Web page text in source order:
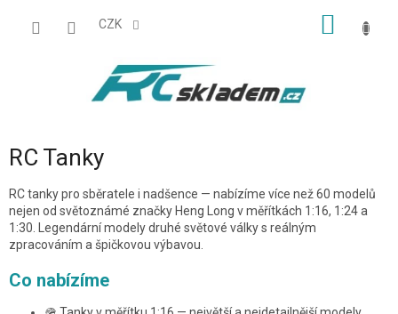
CZK
RC Tanky
RC tanky pro sběratele i nadšence — nabízíme více než 60 modelů
nejen od světoznámé značky Heng Long v měřítkách 1:16, 1:24 a
1:30. Legendární modely druhé světové války s reálným
zpracováním a špičkovou výbavou.
Co nabízíme